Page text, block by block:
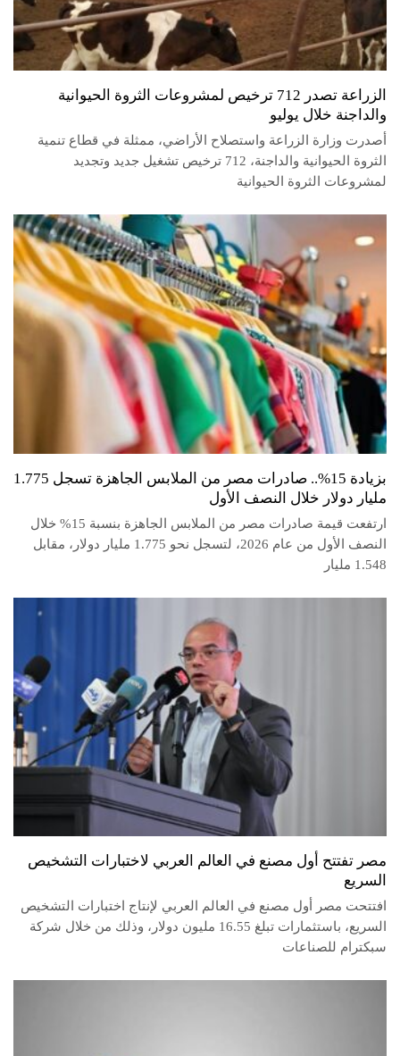
الزراعة تصدر 712 ترخيص لمشروعات الثروة الحيوانية
والداجنة خلال يوليو
أصدرت وزارة الزراعة واستصلاح الأراضي، ممثلة في قطاع تنمية
الثروة الحيوانية والداجنة، 712 ترخيص تشغيل جديد وتجديد
لمشروعات الثروة الحيوانية
بزيادة 15%.. صادرات مصر من الملابس الجاهزة تسجل 1.775
مليار دولار خلال النصف الأول
ارتفعت قيمة صادرات مصر من الملابس الجاهزة بنسبة 15% خلال
النصف الأول من عام 2026، لتسجل نحو 1.775 مليار دولار، مقابل
1.548 مليار
مصر تفتتح أول مصنع في العالم العربي لاختبارات التشخيص
السريع
افتتحت مصر أول مصنع في العالم العربي لإنتاج اختبارات التشخيص
السريع، باستثمارات تبلغ 16.55 مليون دولار، وذلك من خلال شركة
سبكترام للصناعات